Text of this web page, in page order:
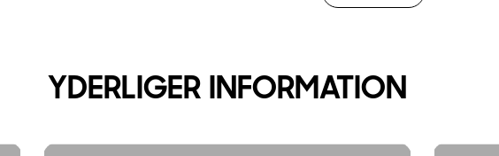
YDERLIGER INFORMATION